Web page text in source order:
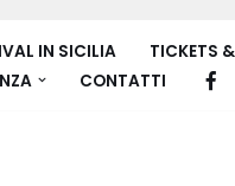
IN SICILIA TICKETS
CONTATTI